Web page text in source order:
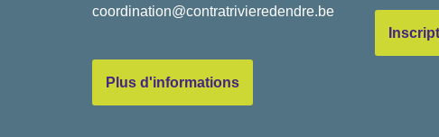
coordination@contratrivieredendre.be
Plus d'informations